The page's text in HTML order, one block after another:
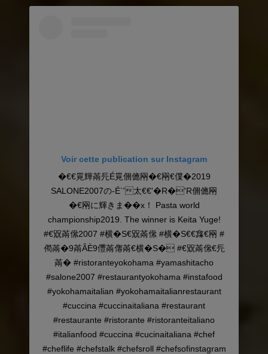
Voir cette publication sur Instagram
�€€㒻㒯㒼㒫É㒻㒁㒣㒳�€㒳€㒒�2019
SALONE2007の-É`'太€€'�R�'R㒁㒣㒳
�€㒳に輝きま��x！ Pasta world
championship2019. The winner is Keita Yuge!
#€㒭㒼㒍2007 #横�S€㒭㒼㒍 #横�S€€㒪€㒳 #
㒐㒼�9㒼ÂÈ9㒥㒼㒨㒼€横�S� #€㒭㒼㒍€㒫
㒼� #ristoranteyokohama #yamashitacho
#salone2007 #restaurantyokohama #instafood
#yokohamaitalian #yokohamaitalianrestaurant
#cuccina #cuccinaitaliana #restaurant
#restaurante #ristorante #ristoranteitaliano
#italianfood #cuccina #cucinaitaliana #chef
#cheflife #chefstalk #chefsroll #chefsofinstagram